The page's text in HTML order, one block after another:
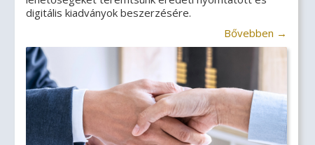
digitális kiadványok beszerzésére.
Bővebben →